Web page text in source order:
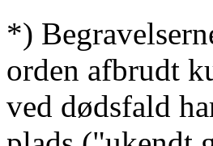
*)
orden afbrudt
ved dødsfald